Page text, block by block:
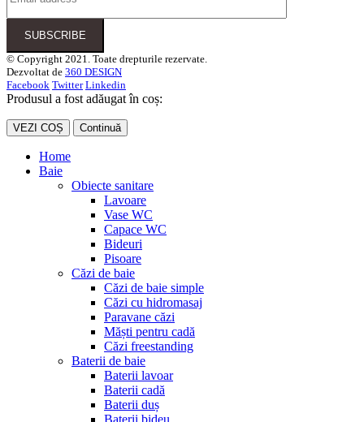
© Copyright 2021. Toate drepturile rezervate.
Dezvoltat de 360 DESIGN
Facebook Twitter Linkedin
Produsul a fost adăugat în coș:
VEZI COȘ Continuă
Home
Baie
Obiecte sanitare
Lavoare
Vase WC
Capace WC
Bideuri
Pisoare
Căzi de baie
Căzi de baie simple
Căzi cu hidromasaj
Paravane căzi
Măști pentru cadă
Căzi freestanding
Baterii de baie
Baterii lavoar
Baterii cadă
Baterii duș
Baterii bideu